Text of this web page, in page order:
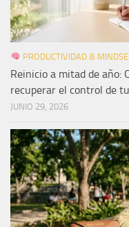
PRODUCTIVIDAD &
Reinicio a mitad de año:
recuperar el control de
JUNIO 29, 2026